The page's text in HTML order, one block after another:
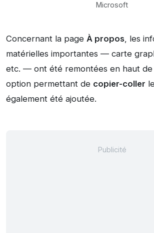
Microsoft
Concernant la page À propos, les
matérielles importantes — carte
etc. — ont été remontées en haut de
option permettant de copier-coller
également été ajoutée.